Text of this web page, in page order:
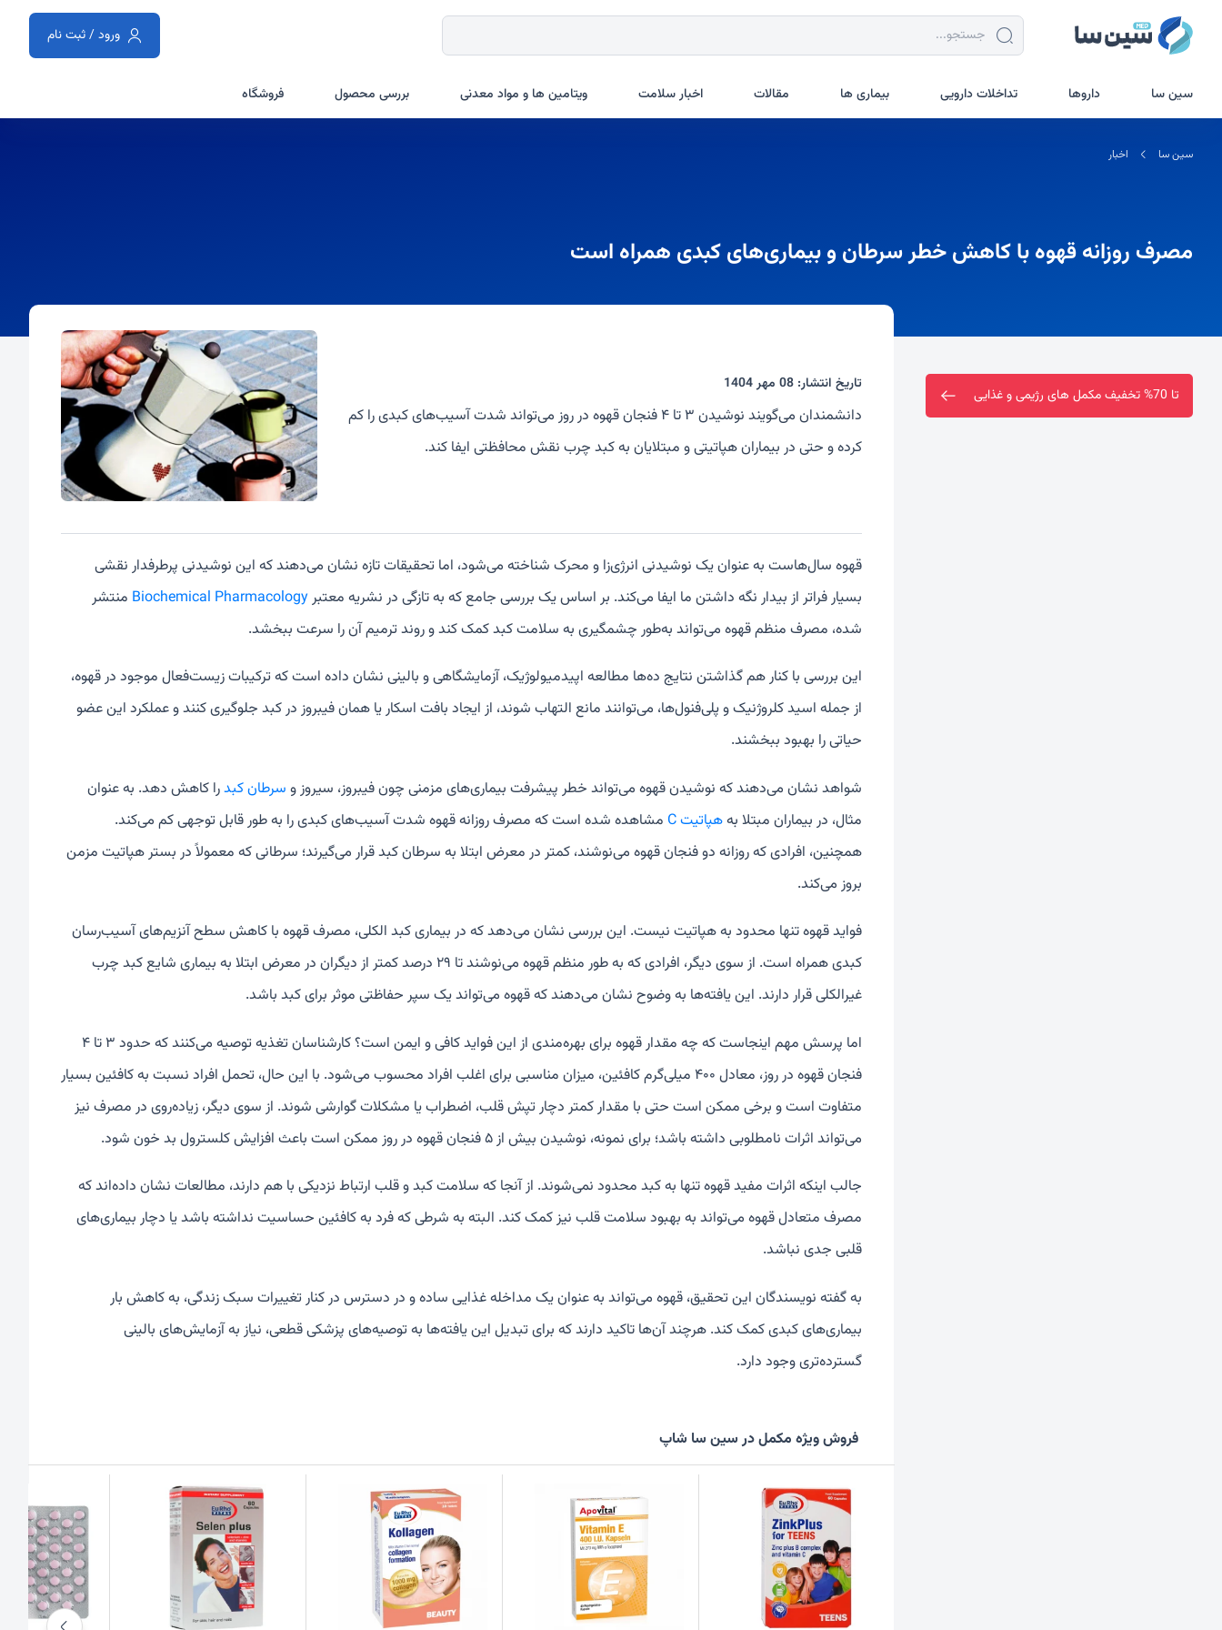
ورود / ثبت نام
سین سا داروها تداخلات دارویی بیماری ها مقالات اخبار سلامت ویتامین ها و مواد معدنی بررسی محصول فروشگاه
سین سا اخبار
مصرف روزانه قهوه با کاهش خطر سرطان و بیماری‌های کبدی همراه است
ارسال رایگان خرید بالای دو میلیون تومان
تاریخ انتشار: 08 مهر 1404
دانشمندان می‌گویند نوشیدن ۳ تا ۴ فنجان قهوه در روز می‌تواند شدت آسیب‌های کبدی را کم
کرده و حتی در بیماران هپاتیتی و مبتلایان به کبد چرب نقش محافظتی ایفا کند.
قهوه سال‌هاست به عنوان یک نوشیدنی انرژی‌زا و محرک شناخته می‌شود، اما تحقیقات تازه نشان می‌دهند که این نوشیدنی پرطرفدار نقشی
بسیار فراتر از بیدار نگه داشتن ما ایفا می‌کند. بر اساس یک بررسی جامع که به تازگی در نشریه معتبرBiochemical Pharmacology منتشر
شده، مصرف منظم قهوه می‌تواند به‌طور چشمگیری به سلامت کبد کمک کند و روند ترمیم آن را سرعت ببخشد.
این بررسی با کنار هم گذاشتن نتایج ده‌ها مطالعه اپیدمیولوژیک، آزمایشگاهی و بالینی نشان داده است که ترکیبات زیست‌فعال موجود در قهوه،
از جمله اسید کلروژنیک و پلی‌فنول‌ها، می‌توانند مانع التهاب شوند، از ایجاد بافت اسکار یا همان فیبروز در کبد جلوگیری کنند و عملکرد این عضو
حیاتی را بهبود ببخشند.
شواهد نشان می‌دهند که نوشیدن قهوه می‌تواند خطر پیشرفت بیماری‌های مزمنی چون فیبروز، سیروز و سرطان کبدرا کاهش دهد. به عنوان
مثال، در بیماران مبتلا بههپاتیت C
مشاهده شده است که مصرف روزانه قهوه شدت آسیب‌های کبدی را به طور قابل توجهی کم می‌کند.
همچنین، افرادی که روزانه دو فنجان قهوه می‌نوشند، کمتر در معرض ابتلا به سرطان کبد قرار می‌گیرند؛ سرطانی که معمولاً در بستر هپاتیت مزمن
بروز می‌کند.
فواید قهوه تنها محدود به هپاتیت نیست. این بررسی نشان می‌دهد که در بیماری کبد الکلی، مصرف قهوه با کاهش سطح آنزیم‌های آسیب‌رسان
کبدی همراه است. از سوی دیگر، افرادی که به طور منظم قهوه می‌نوشند تا ۲۹ درصد کمتر از دیگران در معرض ابتلا به بیماری شایع کبد چرب
غیرالکلی قرار دارند. این یافته‌ها به وضوح نشان می‌دهند که قهوه می‌تواند یک سپر حفاظتی موثر برای کبد باشد.
اما پرسش مهم اینجاست که چه مقدار قهوه برای بهره‌مندی از این فواید کافی و ایمن است؟ کارشناسان تغذیه توصیه می‌کنند که حدود ۳ تا ۴
فنجان قهوه در روز، معادل ۴۰۰ میلی‌گرم کافئین، میزان مناسبی برای اغلب افراد محسوب می‌شود. با این حال، تحمل افراد نسبت به کافئین بسیار
متفاوت است و برخی ممکن است حتی با مقدار کمتر دچار تپش قلب، اضطراب یا مشکلات گوارشی شوند. از سوی دیگر، زیاده‌روی در مصرف نیز
می‌تواند اثرات نامطلوبی داشته باشد؛ برای نمونه، نوشیدن بیش از ۵ فنجان قهوه در روز ممکن است باعث افزایش کلسترول بد خون شود.
جالب اینکه اثرات مفید قهوه تنها به کبد محدود نمی‌شوند. از آنجا که سلامت کبد و قلب ارتباط نزدیکی با هم دارند، مطالعات نشان داده‌اند که
مصرف متعادل قهوه می‌تواند به بهبود سلامت قلب نیز کمک کند. البته به شرطی که فرد به کافئین حساسیت نداشته باشد یا دچار بیماری‌های
قلبی جدی نباشد.
به گفته نویسندگان این تحقیق، قهوه می‌تواند به عنوان یک مداخله غذایی ساده و در دسترس در کنار تغییرات سبک زندگی، به کاهش بار
بیماری‌های کبدی کمک کند. هرچند آن‌ها تاکید دارند که برای تبدیل این یافته‌ها به توصیه‌های پزشکی قطعی، نیاز به آزمایش‌های بالینی
گسترده‌تری وجود دارد.
فروش ویژه مکمل در سین سا شاپ